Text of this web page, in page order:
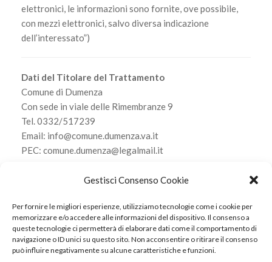
Gestisci Consenso Cookie
Per fornire le migliori esperienze, utilizziamo tecnologie come i cookie per
memorizzare e/o accedere alle informazioni del dispositivo. Il consenso a
queste tecnologie ci permetterà di elaborare dati come il comportamento di
navigazione o ID unici su questo sito. Non acconsentire o ritirare il consenso
può influire negativamente su alcune caratteristiche e funzioni.
elettronici, le informazioni sono fornite, ove possibile,
con mezzi elettronici, salvo diversa indicazione
dell’interessato”)
Dati del Titolare del Trattamento
Comune di Dumenza
Con sede in viale delle Rimembranze 9
Tel. 0332/517239
Email: info@comune.dumenza.va.it
PEC: comune.dumenza@legalmail.it
Scarica l’informativa
© 2022 Internavigare Srl - All Rights Reserved